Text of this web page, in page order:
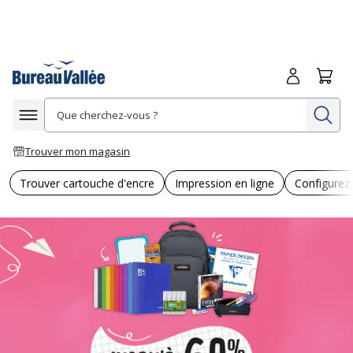
Afficher la navigation
Trouver mon magasin
Me
Trouver cartouche d'encre Impression en ligne